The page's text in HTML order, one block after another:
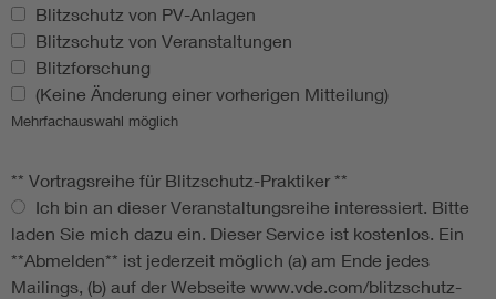
Blitzschutz von PV-Anlagen
Blitzschutz von Veranstaltungen
Blitzforschung
(Keine Änderung einer vorherigen Mitteilung)
Mehrfachauswahl möglich
** Vortragsreihe für Blitzschutz-Praktiker **
Ich bin an dieser Veranstaltungsreihe interessiert. Bitte
laden Sie mich dazu ein. Dieser Service ist kostenlos. Ein
**Abmelden** ist jederzeit möglich (a) am Ende jedes
Mailings, (b) auf der Webseite www.vde.com/blitzschutz-